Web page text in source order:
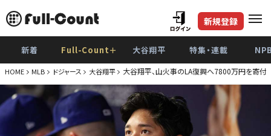
新規登録
新着 Full-Count＋ 大谷翔平 特集・連載
HOME MLB ドジャース 大谷翔平 大谷翔平、山火事のLA復興へ7800万円を寄付